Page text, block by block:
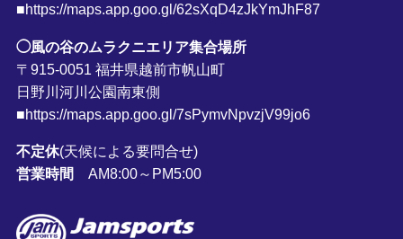
■https://maps.app.goo.gl/62sXqD4zJkYmJhF87
◯風の谷のムラクニエリア集合場所
〒915-0051 福井県越前市帆山町
日野川河川公園南東側
■https://maps.app.goo.gl/7sPymvNpvzjV99jo6
不定休(天候による要問合せ)
営業時間
AM8:00～PM5:00